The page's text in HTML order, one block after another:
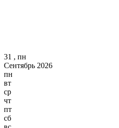
31 , пн
Сентябрь 2026
пн
вт
ср
чт
пт
сб